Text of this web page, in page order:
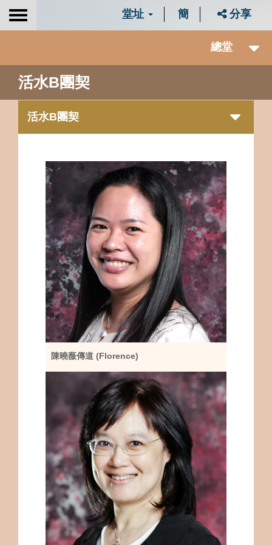
Toggle
堂址 簡 分享
總堂
活水B團契
活水B團契
陳曉薇傳道 (Florence)